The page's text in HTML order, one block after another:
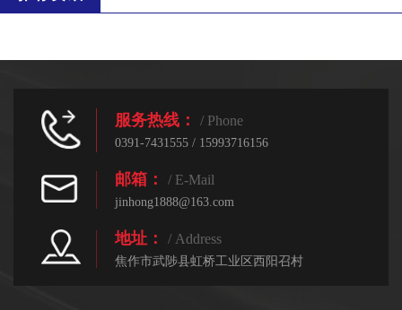
服务热线： / Phone
0391-7431555 / 15993716156
邮箱： / E-Mail
jinhong1888@163.com
地址： / Address
焦作市武陟县虹桥工业区西阳召村